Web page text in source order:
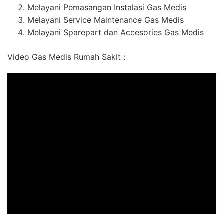
Melayani Pemasangan Instalasi Gas Medis
Melayani Service Maintenance Gas Medis
Melayani Sparepart dan Accesories Gas Medis
Video Gas Medis Rumah Sakit :